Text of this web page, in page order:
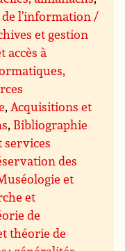
l’information /
et gestion
accès à
,Acquisitions et
, Bibliographie
services
des
et
et
de
théorie de